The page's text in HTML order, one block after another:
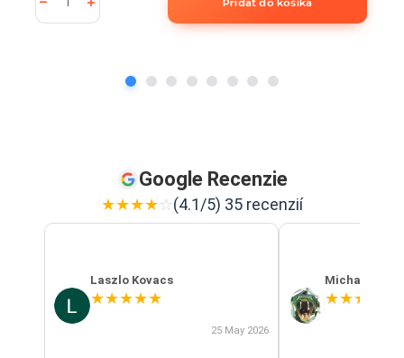
Google Recenzie
★★★★☆(4.1/5) 35 recenzií
Laszlo Kovacs
★★★★★
25 May 2026
Michal Szabo
★★★